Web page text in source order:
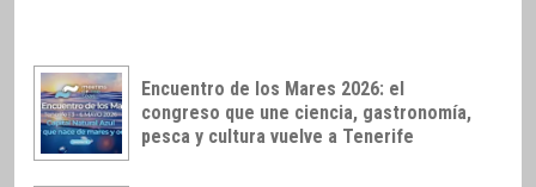
Encuentro de los Mares 2026: el
congreso que une ciencia, gastronomía,
pesca y cultura vuelve a Tenerife